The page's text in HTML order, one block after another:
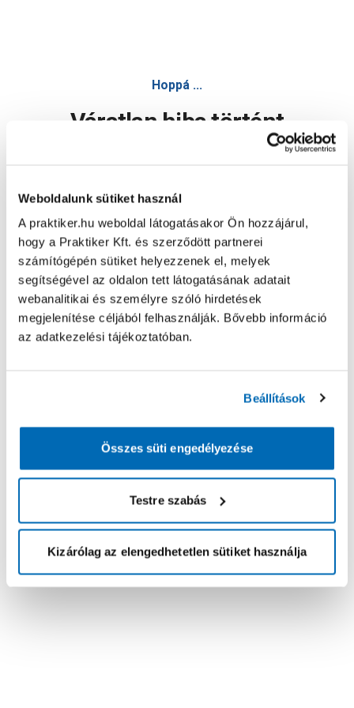
Weboldalunk sütiket használ
A praktiker.hu weboldal látogatásakor Ön hozzájárul,
hogy a Praktiker Kft. és szerződött partnerei
számítógépén sütiket helyezzenek el, melyek
segítségével az oldalon tett látogatásának adatait
webanalitikai és személyre szóló hirdetések
megjelenítése céljából felhasználják. Bővebb információ
az adatkezelési tájékoztatóban.
Beállítások
Összes süti engedélyezése
Testre szabás
Kizárólag az elengedhetetlen sütiket használja
Hoppá ...
Váratlan hiba történt
Oldal újratöltése